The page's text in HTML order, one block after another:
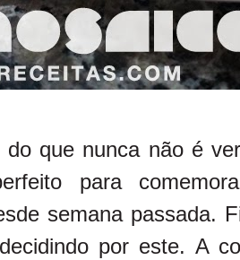
que nunca não é
para
semana passada.
por este. A